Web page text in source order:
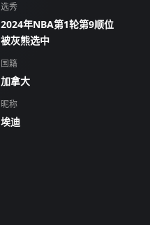
选秀
2024年NBA第1轮第9顺位
被灰熊选中
国籍
加拿大
昵称
埃迪